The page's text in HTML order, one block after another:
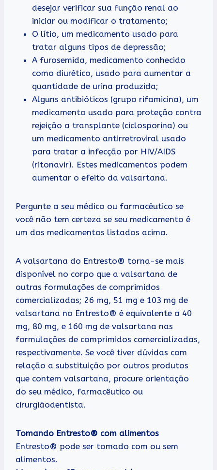
desejar verificar sua função renal ao
iniciar ou modificar o tratamento;
O lítio, um medicamento usado para
tratar alguns tipos de depressão;
A furosemida, medicamento conhecido
como diurético, usado para aumentar a
quantidade de urina produzida;
Alguns antibióticos (grupo rifamicina), um
medicamento usado para proteção contra
rejeição a transplante (ciclosporina) ou
um medicamento antirretroviral usado
para tratar a infecção por HIV/AIDS
(ritonavir). Estes medicamentos podem
aumentar o efeito da valsartana.
Pergunte a seu médico ou farmacêutico se
você não tem certeza se seu medicamento é
um dos medicamentos listados acima.
A valsartana do Entresto® torna-se mais
disponível no corpo que a valsartana de
outras formulações de comprimidos
comercializadas; 26 mg, 51 mg e 103 mg de
valsartana no Entresto® é equivalente a 40
mg, 80 mg, e 160 mg de valsartana nas
formulações de comprimidos comercializadas,
respectivamente. Se você tiver dúvidas com
relação a substituição por outros produtos
que contem valsartana, procure orientação
do seu médico, farmacêutico ou
cirurgiãodentista.
Tomando Entresto® com alimentos
Entresto® pode ser tomado com ou sem
alimentos.